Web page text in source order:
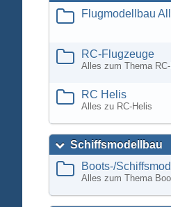
Flugmodellbau
RC-Flugzeuge
Alles zum Thema
RC Helis
Alles zu RC-Helis
Schiffsmodellbau
Boots-/
Alles zum Thema